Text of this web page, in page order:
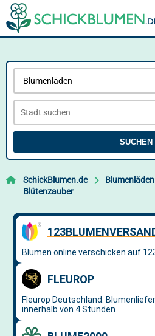
SUCHEN
SchickBlumen.de Blumenläden
Blütenzauber